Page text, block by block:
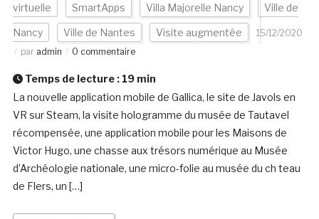
virtuelle SmartApps Villa Majorelle Nancy Ville de
Nancy Ville de Nantes Visite augmentée
15/12/2020
par admin 0 commentaire
Temps de lecture : 19 min
La nouvelle application mobile de Gallica, le site de Javols en
VR sur Steam, la visite hologramme du musée de Tautavel
récompensée, une application mobile pour les Maisons de
Victor Hugo, une chasse aux trésors numérique au Musée
d’Archéologie nationale, une micro-folie au musée du ch teau
de Flers, un […]